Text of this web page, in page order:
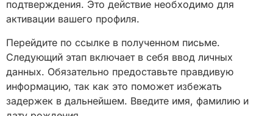
подтверждения. Это действие необходимо для
активации вашего профиля.
Перейдите по ссылке в полученном письме.
Следующий этап включает в себя ввод личных
данных. Обязательно предоставьте правдивую
информацию, так как это поможет избежать
задержек в дальнейшем. Введите имя, фамилию и